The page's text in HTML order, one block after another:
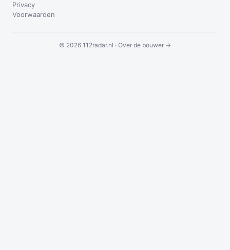
Privacy
Voorwaarden
© 2026 112radar.nl · Over de bouwer →